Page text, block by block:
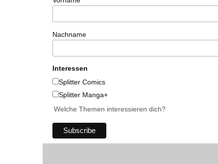
Nachname
Interessen
Splitter Comics
Splitter Manga+
Welche Themen interessieren dich?